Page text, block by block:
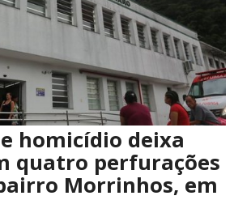
homicídio deixa
quatro perfurações
Morrinhos, em